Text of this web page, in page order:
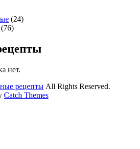
(24)
(76)
нет.
рецепты All Rights Reserved.
Catch Themes